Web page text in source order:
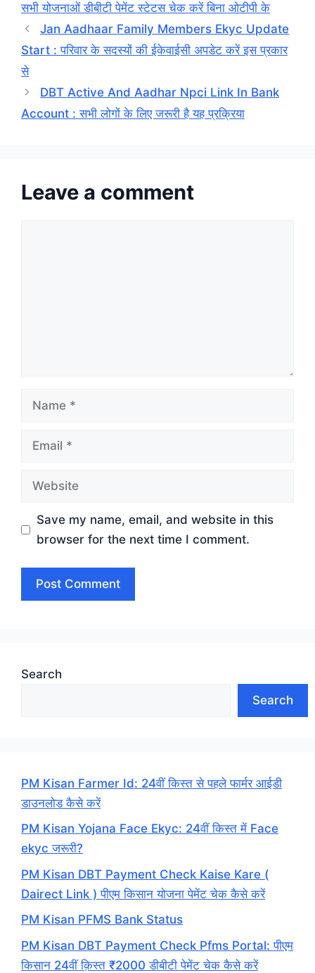
सभी योजनाओं डीबीटी पेमेंट स्टेटस चेक करें बिना ओटीपी के
Jan Aadhaar Family Members Ekyc Update
Start : परिवार के सदस्यों की ईकेवाईसी अपडेट करें इस प्रकार
से
DBT Active And Aadhar Npci Link In Bank
Account : सभी लोगों के लिए जरूरी है यह प्रक्रिया
Leave a comment
Name
Email
Website
Save my name, email, and website in this
browser for the next time I comment.
Search
Search
PM Kisan Farmer Id: 24वीं किस्त से पहले फार्मर आईडी
डाउनलोड कैसे करें
PM Kisan Yojana Face Ekyc: 24वीं किस्त में Face
ekyc जरूरी?
PM Kisan DBT Payment Check Kaise Kare (
Dairect Link ) पीएम किसान योजना पेमेंट चेक कैसे करें
PM Kisan PFMS Bank Status
PM Kisan DBT Payment Check Pfms Portal: पीएम
किसान 24वीं क़िस्त ₹2000 डीबीटी पेमेंट चेक कैसे करें